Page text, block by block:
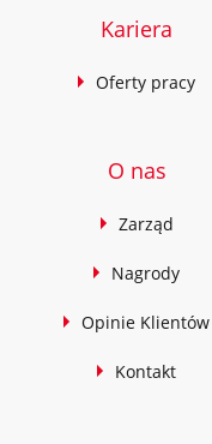
Kariera
Oferty pracy
O nas
Zarząd
Nagrody
Opinie Klientów
Kontakt